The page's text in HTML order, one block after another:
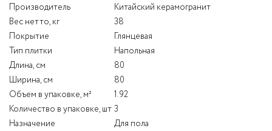
Производитель
Китайский керамогранит
Вес нетто, кг
38
Покрытие
Глянцевая
Тип плитки
Напольная
Длина, см
80
Ширина, см
80
Объем в упаковке, м²
1.92
Количество в упаковке, шт 3
Назначение
Для пола